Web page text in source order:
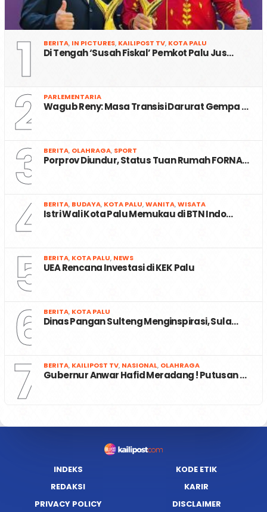
1 BERITA, IN PICTURES, KAILIPOST TV, KOTA PALU
Di Tengah ‘Susah Fiskal’ Pemkot Palu Jus…
2 PARLEMENTARIA
Wagub Reny: Masa Transisi Darurat Gempa …
3 BERITA, OLAHRAGA, SPORT
Porprov Diundur, Status Tuan Rumah FORNA…
4 BERITA, BUDAYA, KOTA PALU,WANITA,WISATA
Istri Wali Kota Palu Memukau di BTN Indo…
5 BERITA, KOTA PALU, NEWS
UEA Rencana Investasi di KEK Palu
6 BERITA, KOTA PALU
Dinas Pangan Sulteng Menginspirasi, Sula…
7 BERITA, KAILIPOST TV, NASIONAL, OLAHRAGA
Gubernur Anwar Hafid Meradang ! Putusan …
INDEKS
KODE ETIK
REDAKSI
KARIR
PRIVACY POLICY
DISCLAIMER